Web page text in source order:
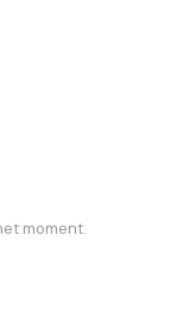
moment.